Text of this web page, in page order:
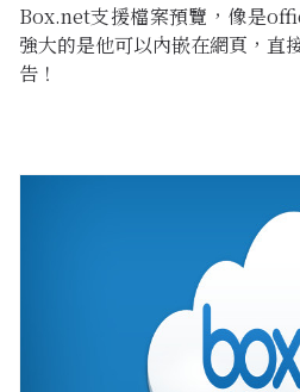
Box.net支援檔案預覽，像是
強大的是他可以內嵌在網頁，直
告！